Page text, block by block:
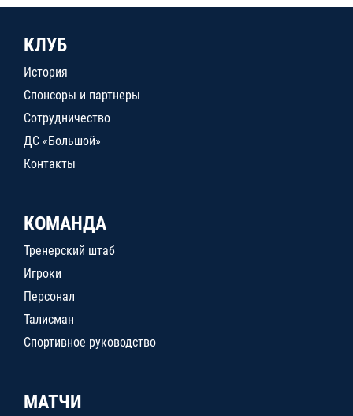
КЛУБ
История
Спонсоры и партнеры
Сотрудничество
ДС «Большой»
Контакты
КОМАНДА
Тренерский штаб
Игроки
Персонал
Талисман
Спортивное руководство
МАТЧИ